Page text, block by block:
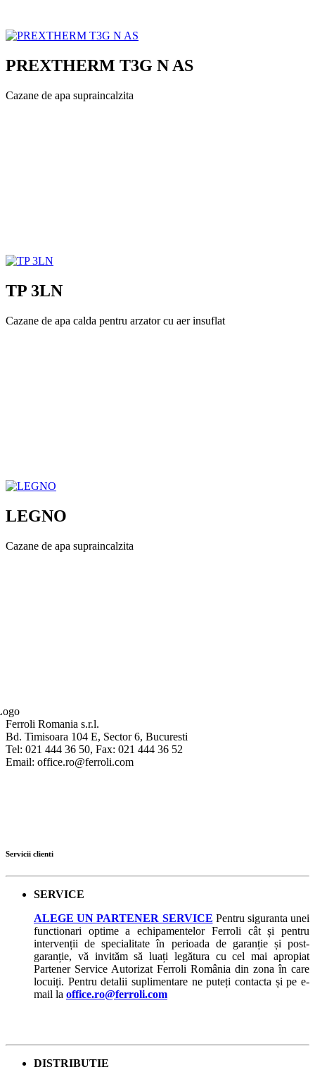
PREXTHERM T3G N AS
Cazane de apa supraincalzita
TP 3LN
Cazane de apa calda pentru arzator cu aer insuflat
LEGNO
Cazane de apa supraincalzita
Ferroli Romania s.r.l.
Bd. Timisoara 104 E, Sector 6, Bucuresti
Tel: 021 444 36 50, Fax: 021 444 36 52
Email: office.ro@ferroli.com
Servicii clienti
SERVICE
ALEGE UN PARTENER SERVICE Pentru siguranta unei
functionari optime a echipamentelor Ferroli cât și pentru
intervenții de specialitate în perioada de garanție și post-
garanție, vă invităm să luați legătura cu cel mai apropiat
Partener Service Autorizat Ferroli România din zona în care
locuiți. Pentru detalii suplimentare ne puteți contacta și pe e-
mail la office.ro@ferroli.com
DISTRIBUTIE